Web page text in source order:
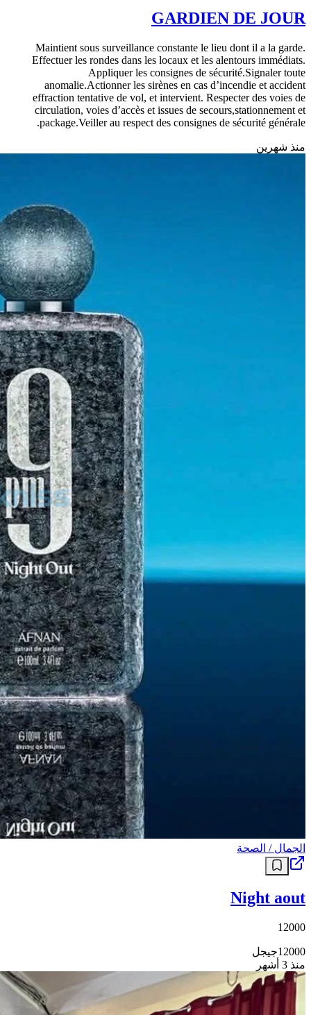
GARDIEN DE JOUR
Maintient sous surveillance constante le lieu dont il a la garde.
Effectuer les rondes dans les locaux et les alentours immédiats.
Appliquer les consignes de sécurité.Signaler toute
anomalie.Actionner les sirènes en cas d’incendie et accident
effraction tentative de vol, et intervient. Respecter des voies de
circulation, voies d’accès et issues de secours,stationnement et
package.Veiller au respect des consignes de sécurité générale.
منذ شهرين
الجمال / الصحة
Night aout
12000
12000جيجل
منذ 3 أشهر